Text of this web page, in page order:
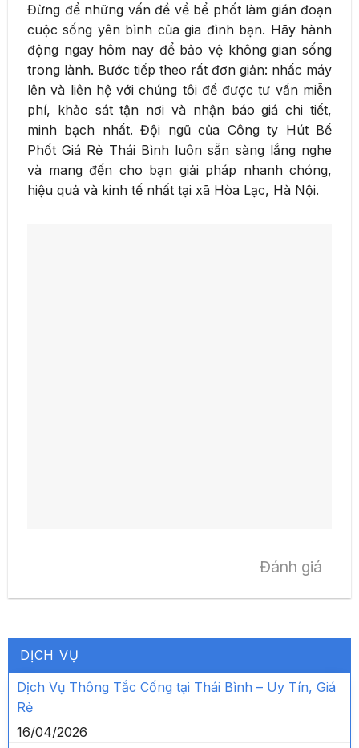
Đừng để những vấn đề về bể phốt làm gián đoạn
cuộc sống yên bình của gia đình bạn. Hãy hành
động ngay hôm nay để bảo vệ không gian sống
trong lành. Bước tiếp theo rất đơn giản: nhấc máy
lên và liên hệ với chúng tôi để được tư vấn miễn
phí, khảo sát tận nơi và nhận báo giá chi tiết,
minh bạch nhất. Đội ngũ của Công ty Hút Bể
Phốt Giá Rẻ Thái Bình luôn sẵn sàng lắng nghe
và mang đến cho bạn giải pháp nhanh chóng,
hiệu quả và kinh tế nhất tại xã Hòa Lạc, Hà Nội.
Đánh giá
DỊCH VỤ
Dịch Vụ Thông Tắc Cống tại Thái Bình – Uy Tín, Giá
Rẻ
16/04/2026